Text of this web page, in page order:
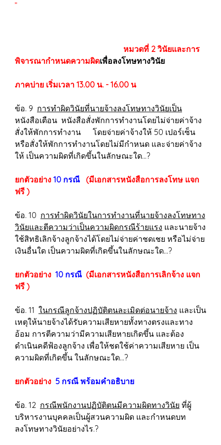
”
หมวดที่ 2 วินัยและการ
พิจารณากำหนดความผิดเพื่อลงโทษทางวินัย
ภาคบ่าย เริ่มเวลา 13.00 น. - 16.00 น
ข้อ. 9 การทำผิดวินัยที่นายจ้างลงโทษทางวินัยเป็น
หนังสือเตือน หนังสือสั่งพักการทำงานโดยไม่จ่ายค่าจ้าง
สั่งให้พักการทำงาน โดยจ่ายค่าจ้างให้ 50 เปอร์เซ็น
หรือสั่งให้พักการทำงานโดยไม่มีกำหนด และจ่ายค่าจ้าง
ให้ เป็นความผิดที่เกิดขึ้นในลักษณะใด...?
ยกตัวอย่าง 10 กรณี
(มีเอกสารหนังสือการลงโทษ แจก
ฟรี )
ข้อ. 10 การทำผิดวินัยในการทำงานที่นายจ้างลงโทษทาง
วินัยและตีความว่าเป็นความผิดกรณีร้ายแรง และนายจ้าง
ใช้สิทธิเลิกจ้างลูกจ้างได้โดยไม่จ่ายค่าชดเชย หรือไม่จ่าย
เงินอื่นใด เป็นความผิดที่เกิดขึ้นในลักษณะใด...?
ยกตัวอย่าง 10 กรณี (มีเอกสารหนังสือการเลิกจ้าง แจก
ฟรี )
ข้อ. 11 ในกรณีลูกจ้างปฏิบัติตนละเมิดต่อนายจ้าง และเป็น
เหตุให้นายจ้างได้รับความเสียหายทั้งทางตรงและทาง
อ้อม การตีความว่ามีความเสียหายเกิดขึ้น และต้อง
ดำเนินคดีฟ้องลูกจ้าง เพื่อให้ชดใช้ค่าความเสียหาย เป็น
ความผิดที่เกิดขึ้น ในลักษณะใด...?
ยกตัวอย่าง 5 กรณี พร้อมคำอธิบาย
ข้อ. 12 กรณีพนักงานปฏิบัติตนมีความผิดทางวินัย ที่ผู้
บริหารงานบุคคลเป็นผู้สวนความผิด และกำหนดบท
ลงโทษทางวินัยอย่างไร.?